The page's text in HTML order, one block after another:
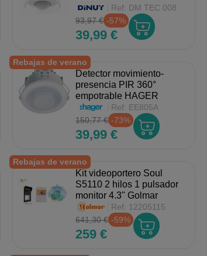
Ref: DM TEC 008
93,97 € -57%
39,99 €
Rebajas de verano
Detector movimiento-
presencia PIR 360°
empotrable HAGER
Ref: EE805A
150,77 € -73%
39,99 €
Rebajas de verano
Kit videoportero Soul
S5110 2 hilos 1 pulsador
monitor 4.3" Golmar
Ref: 12205115
641,30 € -59%
259 €